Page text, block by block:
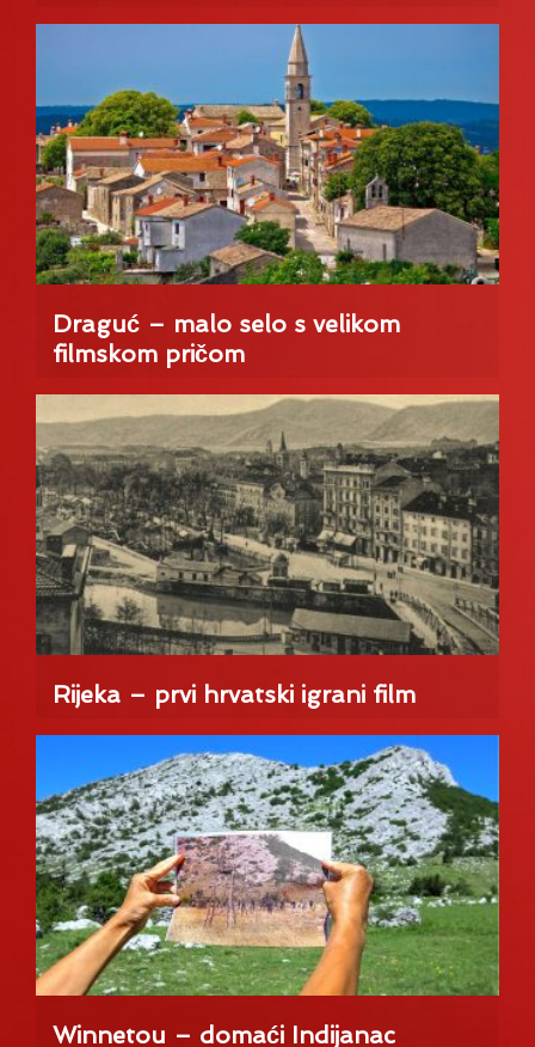
Draguć – malo selo s velikom
filmskom pričom
Rijeka – prvi hrvatski igrani film
Winnetou – domaći Indijanac